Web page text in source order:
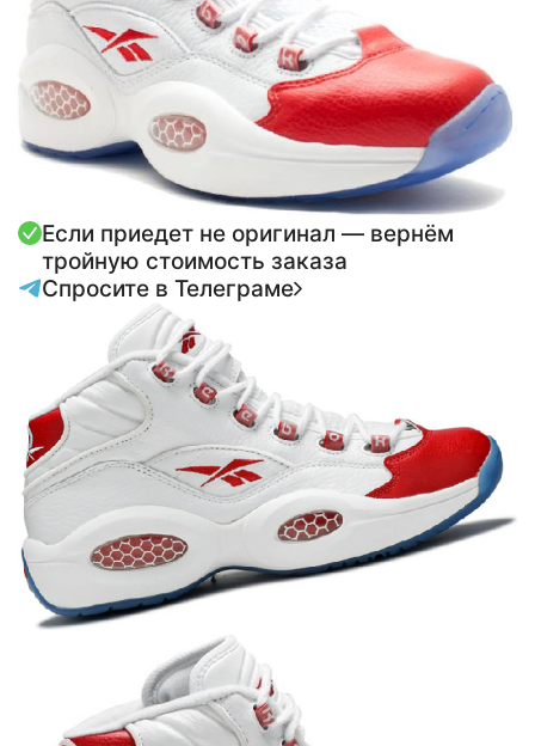
Если приедет не оригинал — вернём
тройную стоимость заказа
Спросите в Телеграме